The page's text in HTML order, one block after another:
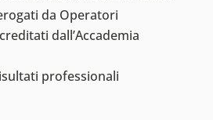
da Operatori
dall’Accademia
professionali